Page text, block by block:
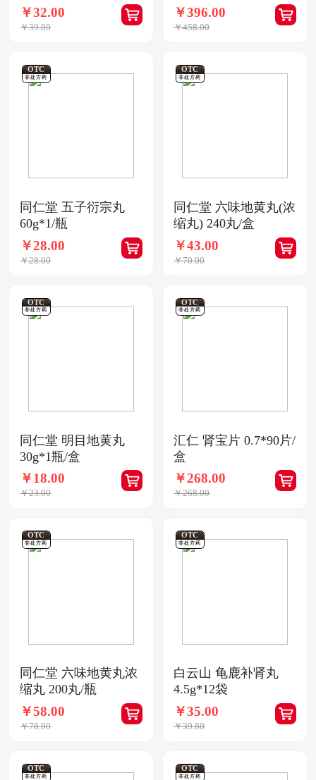
￥32.00
￥39.00
￥396.00
￥458.00
OTC
非处方药
同仁堂 五子衍宗丸
60g*1/瓶
￥28.00
￥28.00
OTC
非处方药
同仁堂 六味地黄丸(浓
缩丸) 240丸/盒
￥43.00
￥70.00
OTC
非处方药
同仁堂 明目地黄丸
30g*1瓶/盒
￥18.00
￥23.00
OTC
非处方药
汇仁 肾宝片 0.7*90片/
盒
￥268.00
￥268.00
OTC
非处方药
同仁堂 六味地黄丸浓
缩丸 200丸/瓶
￥58.00
￥78.00
OTC
非处方药
白云山 龟鹿补肾丸
4.5g*12袋
￥35.00
￥39.80
OTC
非处方药
OTC
非处方药